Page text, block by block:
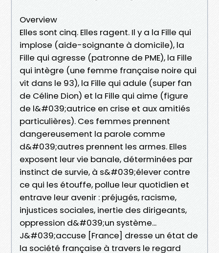
Overview
Elles sont cinq. Elles ragent. Il y a la Fille qui
implose (aide-soignante à domicile), la
Fille qui agresse (patronne de PME), la Fille
qui intègre (une femme française noire qui
vit dans le 93), la Fille qui adule (super fan
de Céline Dion) et la Fille qui aime (figure
de l&#039;autrice en crise et aux amitiés
particulières). Ces femmes prennent
dangereusement la parole comme
d&#039;autres prennent les armes. Elles
exposent leur vie banale, déterminées par
instinct de survie, à s&#039;élever contre
ce qui les étouffe, pollue leur quotidien et
entrave leur avenir : préjugés, racisme,
injustices sociales, inertie des dirigeants,
oppression d&#039;un système...
J&#039;accuse [France] dresse un état de
la société française à travers le regard